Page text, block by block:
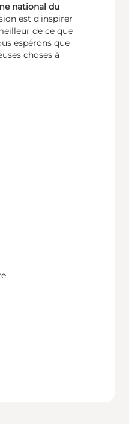
national du
est d’inspirer
de ce que
espérons que
choses à